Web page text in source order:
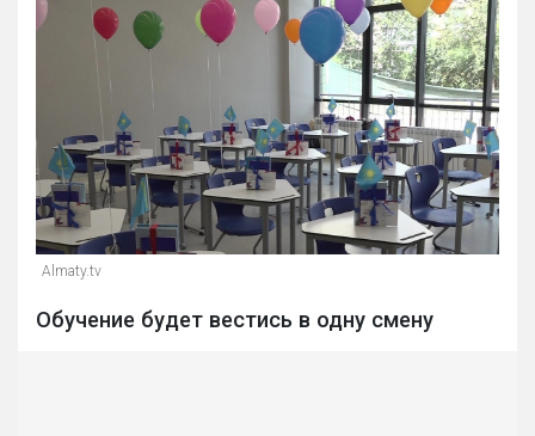
Almaty.tv
Обучение будет вестись в одну смену